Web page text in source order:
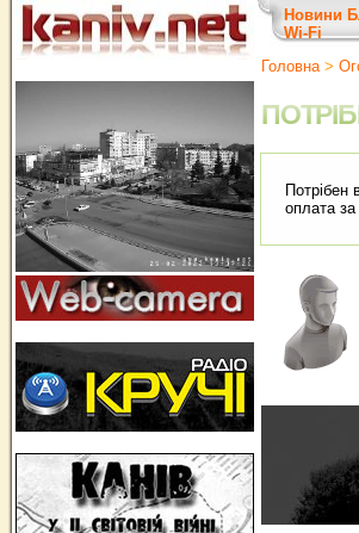
Новини
Wi-Fi
Головна>
Потрібен
оплата